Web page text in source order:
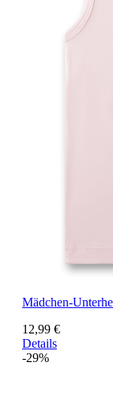
Mädchen-
12,99 €
Details
-29%